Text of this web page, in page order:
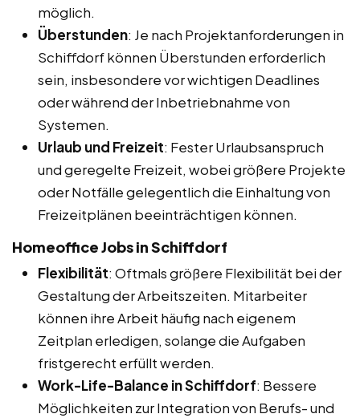
möglich.
Überstunden: Je nach Projektanforderungen in
Schiffdorf können Überstunden erforderlich
sein, insbesondere vor wichtigen Deadlines
oder während der Inbetriebnahme von
Systemen.
Urlaub und Freizeit: Fester Urlaubsanspruch
und geregelte Freizeit, wobei größere Projekte
oder Notfälle gelegentlich die Einhaltung von
Freizeitplänen beeinträchtigen können.
Homeoffice Jobs in Schiffdorf
Flexibilität: Oftmals größere Flexibilität bei der
Gestaltung der Arbeitszeiten. Mitarbeiter
können ihre Arbeit häufig nach eigenem
Zeitplan erledigen, solange die Aufgaben
fristgerecht erfüllt werden.
Work-Life-Balance in Schiffdorf: Bessere
Möglichkeiten zur Integration von Berufs- und